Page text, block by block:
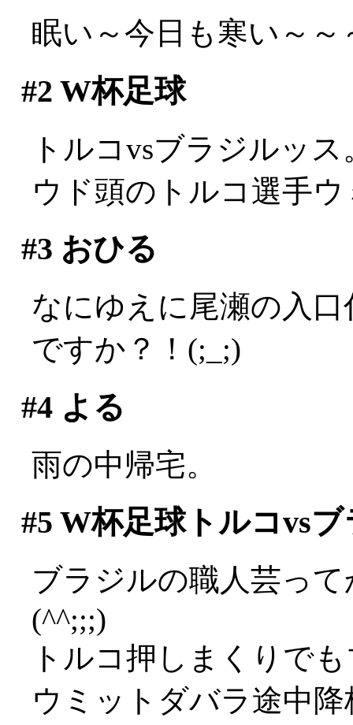
眠い～今日も寒い～～
#2 W杯足球
トルコvsブラジルッス
ウド頭のトルコ選手
#3 おひる
なにゆえに尾瀬の入
ですか？！(;_;)
#4よる
雨の中帰宅。
#5 W杯足球トルコvs
ブラジルの職人芸っ
(^^;;;)
トルコ押しまくりで
ウミットダバラ途中